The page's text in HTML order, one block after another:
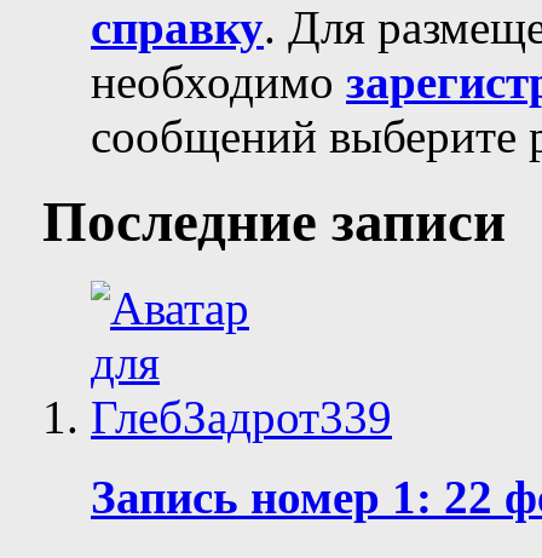
справку. Для
необходимо
сообщений выберите
Последние записи
Запись номер 1: 22